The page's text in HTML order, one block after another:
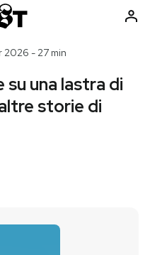
2026 - 27 min
su una lastra di
storie di